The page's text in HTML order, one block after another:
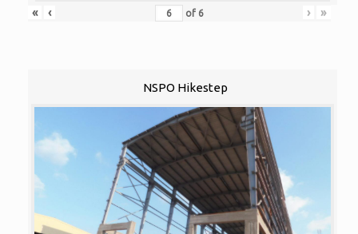
«
‹ of 6 › »
NSPO Hikestep